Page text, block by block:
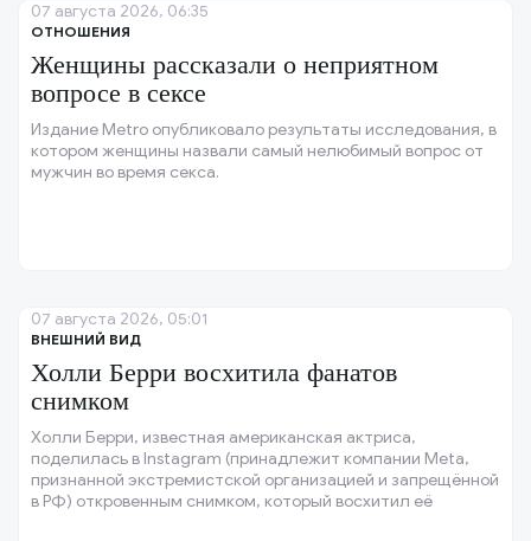
ОТНОШЕНИЯ
Женщины рассказали о неприятном
вопросе в сексе
Издание Metro опубликовало результаты исследования, в
котором женщины назвали самый нелюбимый вопрос от
мужчин во время секса.
07 августа 2026, 06:35
ВНЕШНИЙ ВИД
Холли Берри восхитила фанатов
снимком
Холли Берри, известная американская актриса,
поделилась в Instagram (принадлежит компании Meta,
признанной экстремистской организацией и запрещённой
в РФ) откровенным снимком, который восхитил её
07 августа 2026, 05:01